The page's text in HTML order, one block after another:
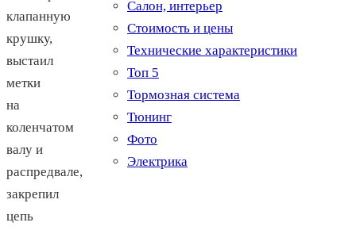
клапанную
крушку,
выстаил
метки
на
коленчатом
валу и
распредвале,
закрепил
цепь
Салон, интерьер
Стоимость и цены
Технические характеристики
Топ 5
Тормозная система
Тюнинг
Фото
Электрика